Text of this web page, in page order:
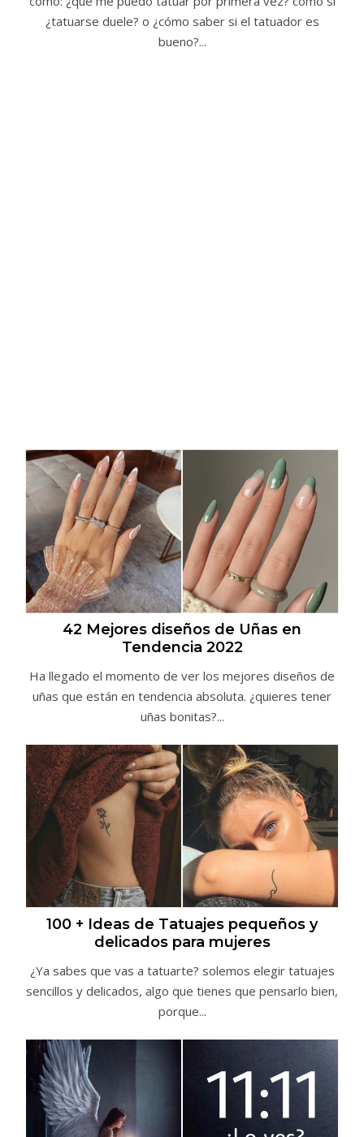
¿tatuarse duele? o ¿cómo saber si el tatuador es
bueno?...
42 Mejores diseños de Uñas en
Tendencia 2022
Ha llegado el momento de ver los mejores diseños de
uñas que están en tendencia absoluta. ¿quieres tener
uñas bonitas?...
100 + Ideas de Tatuajes pequeños y
delicados para mujeres
¿Ya sabes que vas a tatuarte? solemos elegir tatuajes
sencillos y delicados, algo que tienes que pensarlo bien,
porque...